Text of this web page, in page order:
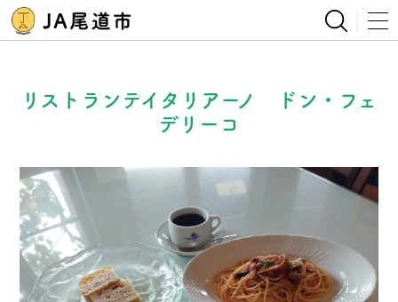
リストランテイタリアーノ ドン・フェ
デリーコ